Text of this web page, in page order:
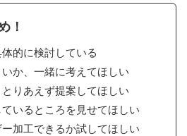
！
的に検討している
か、一緒に考えてほしい
りあえず提案してほしい
いるところを見せてほしい
加工できるか試してほしい